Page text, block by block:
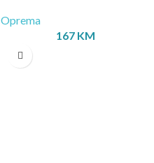
Oprema
167 KM